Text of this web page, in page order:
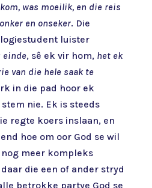
was moeilik, en die reis
en onseker. Die
luister
einde, sê ek vir hom, het ek
van die hele saak te
in die pad hoor ek
nie. Ek is steeds
regte koers inslaan, en
hoe om oor God se wil
meer kompleks
die een of ander stryd
betrokke partye God se